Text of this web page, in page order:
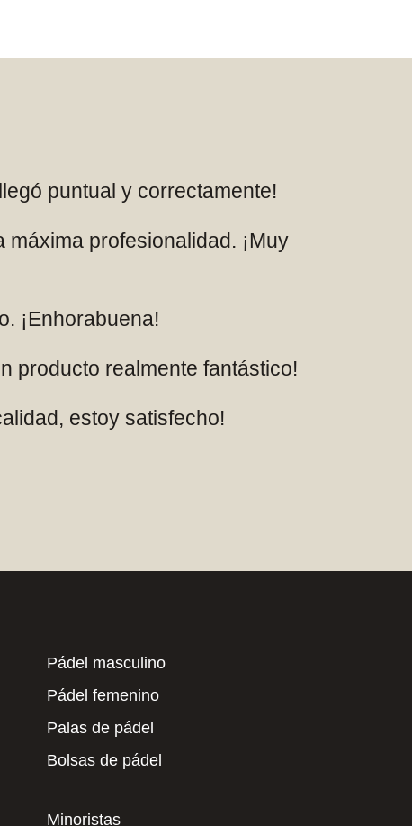
puntual y correctamente!
profesionalidad. ¡Muy
¡Enhorabuena!
producto realmente fantástico!
estoy satisfecho!
Pádel masculino
Pádel femenino
Palas de pádel
Bolsas de pádel
Minoristas